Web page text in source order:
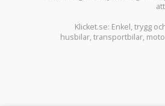
Klicket.se: Enkel, trygg
husbilar,transportbilar,